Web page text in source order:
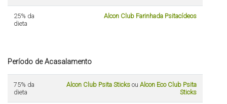
25% da
dieta
Alcon Club Farinhada Psitacídeos
Período de Acasalamento
75% da
dieta
Alcon Club Psita Sticks ou Alcon Eco Club Psita
Sticks